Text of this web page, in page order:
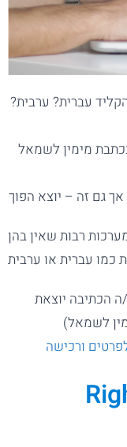
עברית? ערבית?
מימין לשמאל
רבות שאין בהן
הכתיבה יוצאת
ורכישה